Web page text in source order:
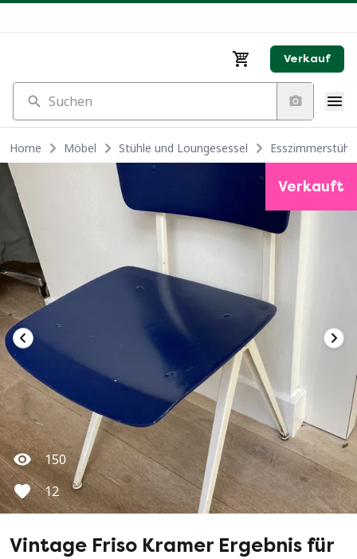
Verkauf
Suchen
Home Möbel Stühle und Loungesessel
150
12
Verkauft
Vintage Friso Kramer Ergebnis für